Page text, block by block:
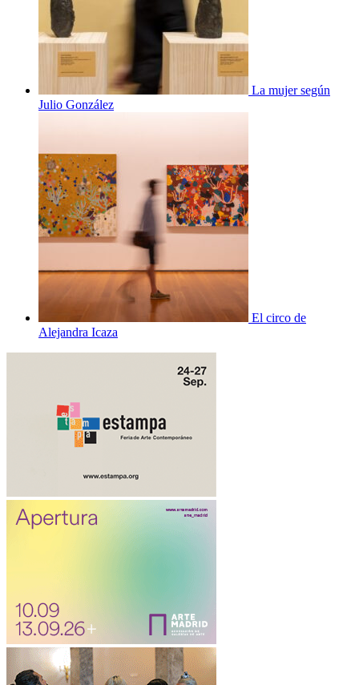
La mujer según
Julio González
El circo de
Alejandra Icaza